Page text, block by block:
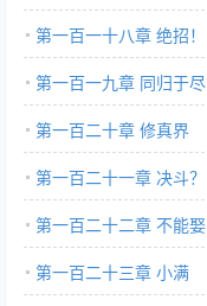
第一百一十八章 绝招！
第一百一九章 同归于尽
第一百二十章 修真界
第一百二十一章 决斗？
第一百二十二章 不能娶
第一百二十三章 小满